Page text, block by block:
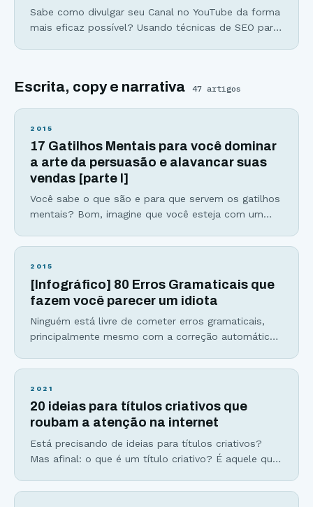
Sabe como divulgar seu Canal no YouTube da forma
mais eficaz possível? Usando técnicas de SEO para
boa edição, sinto dizer, mas só isso não é
Escrita, copy e narrativa 47 artigos
2015
17 Gatilhos Mentais para você dominar
a arte da persuasão e alavancar suas
vendas [parte I]
Você sabe o que são e para que servem os gatilhos
mentais? Bom, imagine que você esteja com um
e, aparentemente, está em dúvida sobre qual
você, mas nos instantes
2015
[Infográfico] 80 Erros Gramaticais que
fazem você parecer um idiota
Ninguém está livre de cometer erros gramaticais,
principalmente mesmo com a correção automática
erros de português mais graves e que, mesmo
para que você conquiste sua liberdade profissional
e também sua independência
2021
20 ideias para títulos criativos que
roubam a atenção na internet
Está precisando de ideias para títulos criativos?
Mas afinal: o que é um título criativo? É aquele que
poderosas palavras. A responsabilidade que pesa